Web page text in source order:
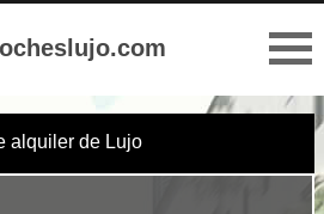
alquiler de Lujo